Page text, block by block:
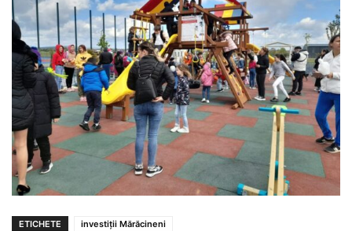
ETICHETE
investiții Mărăcineni